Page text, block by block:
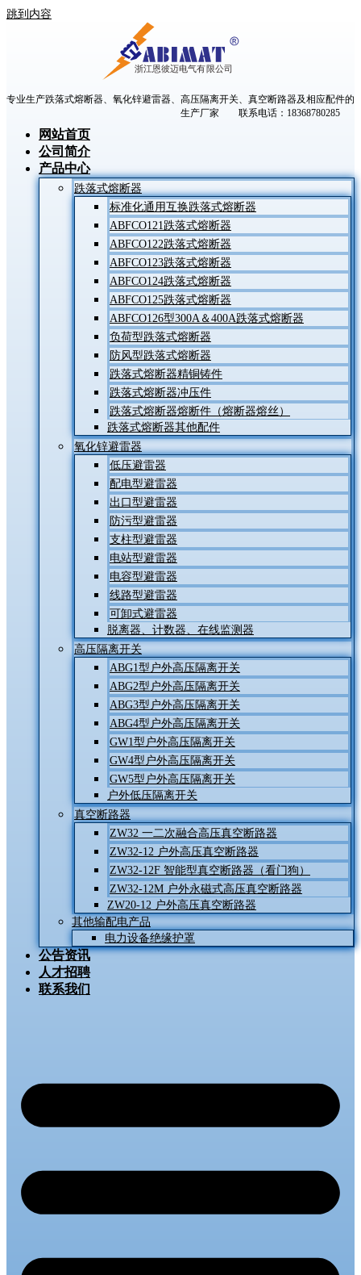
跳到内容
专业生产跌落式熔断器、氧化锌避雷器、高压隔离开关、真空断路器及相应配件的
生产厂家 联系电话：18368780285
网站首页
公司简介
产品中心
跌落式熔断器
标准化通用互换跌落式熔断器
ABFCO121跌落式熔断器
ABFCO122跌落式熔断器
ABFCO123跌落式熔断器
ABFCO124跌落式熔断器
ABFCO125跌落式熔断器
ABFCO126型300A＆400A跌落式熔断器
负荷型跌落式熔断器
防风型跌落式熔断器
跌落式熔断器精铜铸件
跌落式熔断器冲压件
跌落式熔断器熔断件（熔断器熔丝）
跌落式熔断器其他配件
氧化锌避雷器
低压避雷器
配电型避雷器
出口型避雷器
防污型避雷器
支柱型避雷器
电站型避雷器
电容型避雷器
线路型避雷器
可卸式避雷器
脱离器、计数器、在线监测器
高压隔离开关
ABG1型户外高压隔离开关
ABG2型户外高压隔离开关
ABG3型户外高压隔离开关
ABG4型户外高压隔离开关
GW1型户外高压隔离开关
GW4型户外高压隔离开关
GW5型户外高压隔离开关
户外低压隔离开关
真空断路器
ZW32 一二次融合高压真空断路器
ZW32-12 户外高压真空断路器
ZW32-12F 智能型真空断路器（看门狗）
ZW32-12M 户外永磁式高压真空断路器
ZW20-12 户外高压真空断路器
其他输配电产品
电力设备绝缘护罩
公告资讯
人才招聘
联系我们